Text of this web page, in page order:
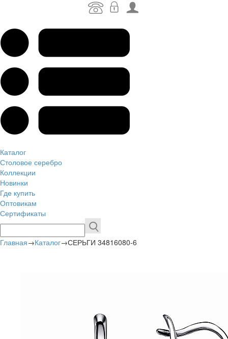
Каталог
Столовое серебро
Коллекции
Новинки
Где купить
Оптовикам
Сертификаты
Главная→Каталог→СЕРЬГИ 34816080-6